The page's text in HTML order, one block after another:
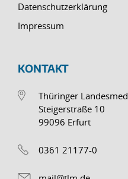
Datenschutzerklärung
Impressum
KONTAKT
Thüringer
Steigerstraße 10
99096 Erfurt
0361 21177-0